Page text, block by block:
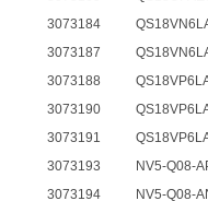
3073184
3073187
3073188
3073190
3073191
3073193
NV5-Q08-
3073194
NV5-Q08-